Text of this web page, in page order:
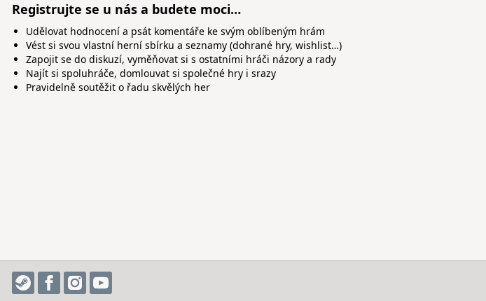
Registrujte se u nás a budete moci…
Udělovat hodnocení a psát komentáře ke svým oblíbeným hrám
Vést si svou vlastní herní sbírku a seznamy (dohrané hry, wishlist…)
Zapojit se do diskuzí, vyměňovat si s ostatními hráči názory a rady
Najít si spoluhráče, domlouvat si společné hry i srazy
Pravidelně soutěžit o řadu skvělých her